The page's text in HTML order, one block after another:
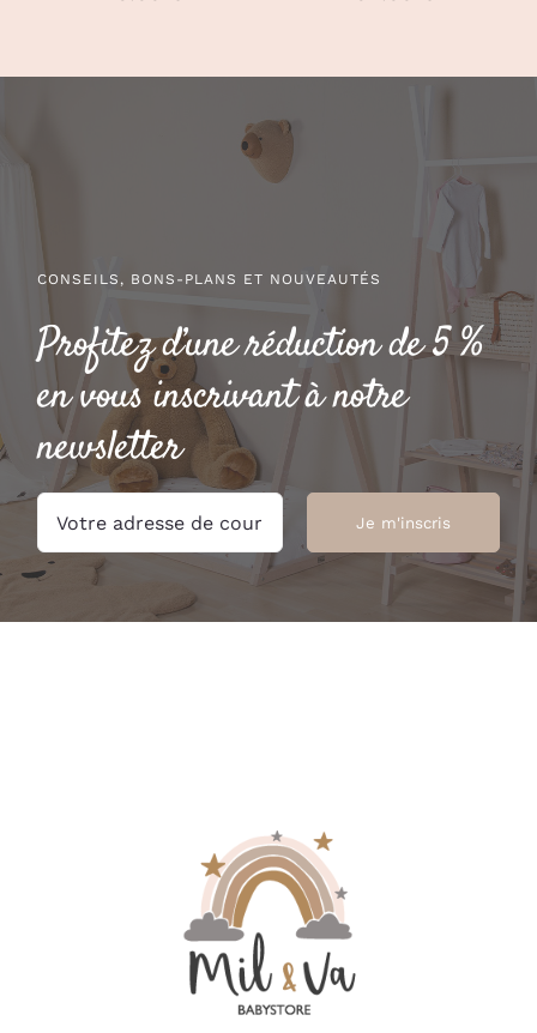
CONSEILS, BONS-PLANS ET NOUVEAUTÉS
Profitez d’une réduction de 5 %
en vous inscrivant à notre
newsletter